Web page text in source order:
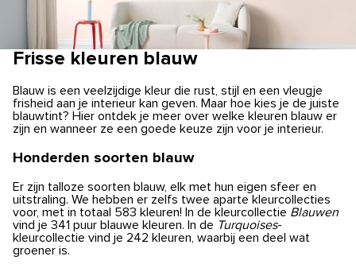
Frisse kleuren blauw
Blauw is een veelzijdige kleur die rust, stijl en een vleugje
frisheid aan je interieur kan geven. Maar hoe kies je de juiste
blauwtint? Hier ontdek je meer over welke kleuren blauw er
zijn en wanneer ze een goede keuze zijn voor je interieur.
Honderden soorten blauw
Er zijn talloze soorten blauw, elk met hun eigen sfeer en
uitstraling. We hebben er zelfs twee aparte kleurcollecties
voor, met in totaal 583 kleuren! In de kleurcollectie Blauwen
vind je 341 puur blauwe kleuren. In de Turquoises-
kleurcollectie vind je 242 kleuren, waarbij een deel wat
groener is.